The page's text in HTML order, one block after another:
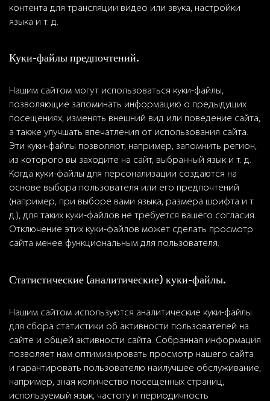
контента для трансляции видео или звука, настройки
языка и т. д.
Куки-файлы предпочтений.
Нашим сайтом могут использоваться куки-файлы,
позволяющие запоминать информацию о предыдущих
посещениях, изменять внешний вид или поведение сайта,
а также улучшать впечатления от использования сайта.
Эти куки-файлы позволяют, например, запомнить регион,
из которого вы заходите на сайт, выбранный язык и т. д.
Когда куки-файлы для персонализации создаются на
основе выбора пользователя или его предпочтений
(например, при выборе вами языка, размера шрифта и т.
д.), для таких куки-файлов не требуется вашего согласия.
Отключение этих куки-файлов может сделать просмотр
сайта менее функциональным для пользователя.
Статистические (аналитические) куки-файлы.
Нашим сайтом используются аналитические куки-файлы
для сбора статистики об активности пользователей на
сайте и общей активности сайта. Собранная информация
позволяет нам оптимизировать просмотр нашего сайта
и гарантировать пользователю наилучшее обслуживание,
например, зная количество посещенных страниц,
используемый язык, частоту и периодичность